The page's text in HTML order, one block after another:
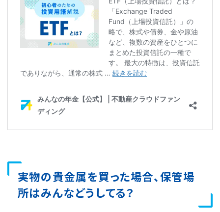
実物の貴金属を買った場合、保管場
所はみんなどうしてる？